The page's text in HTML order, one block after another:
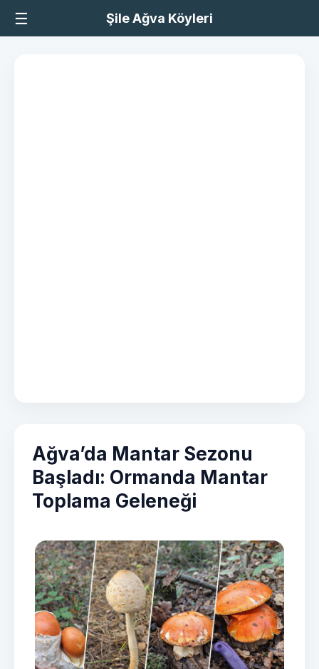
☰ Şile Ağva Köyleri
Ağva’da Mantar Sezonu
Başladı: Ormanda Mantar
Toplama Geleneği